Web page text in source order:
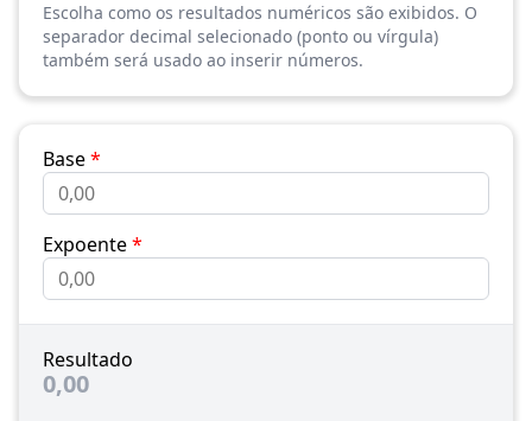
Escolha como os resultados numéricos são exibidos. O
separador decimal selecionado (ponto ou vírgula)
também será usado ao inserir números.
Base*
Expoente*
Resultado
0,00